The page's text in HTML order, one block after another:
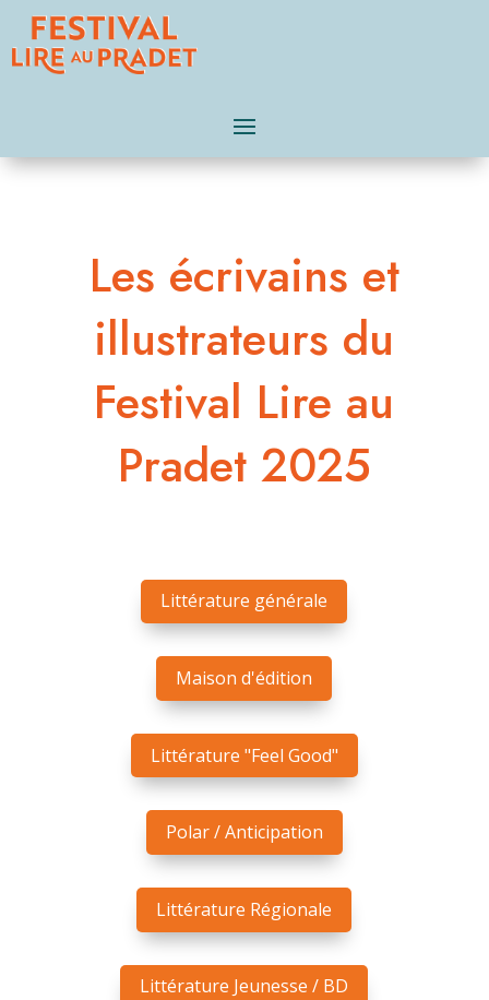
Les écrivains et
illustrateurs du
Festival Lire au
Pradet 2025
Littérature générale
Maison d'édition
Littérature "Feel Good"
Polar / Anticipation
Littérature Régionale
Littérature Jeunesse / BD